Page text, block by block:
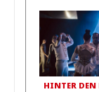
HINTER DEN